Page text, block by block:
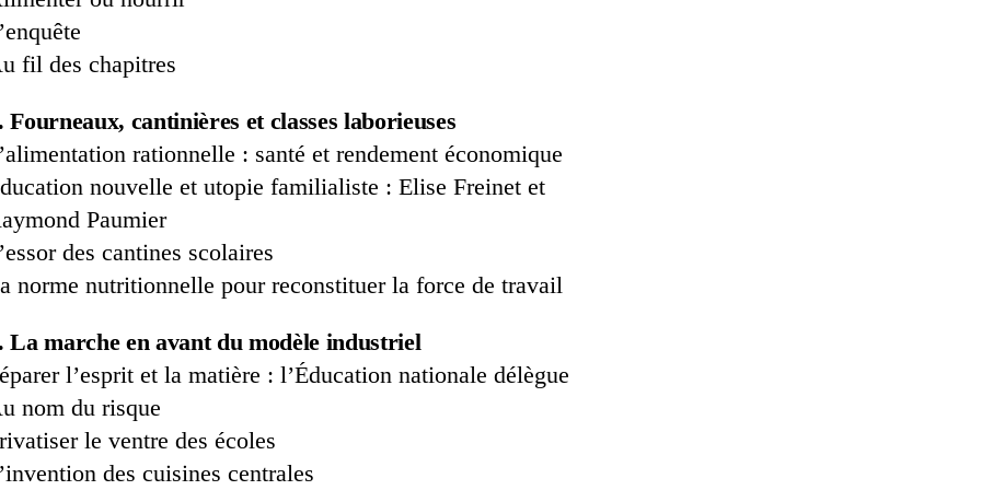
fil des chapitres
Fourneaux, cantinières et classes laborieuses
rationnelle : santé et rendement économique
nouvelle et utopie familialiste : Elise Freinet et
Paumier
des cantines scolaires
norme nutritionnelle pour reconstituer la force de travail
La marche en avant du modèle industriel
l’esprit et la matière : l’Éducation nationale délègue
nom du risque
le ventre des écoles
des cuisines centrales